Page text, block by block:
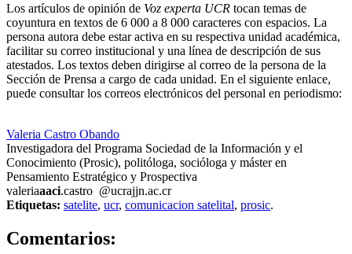
Los artículos de opinión de Voz experta UCR tocan temas de
coyuntura en textos de 6 000 a 8 000 caracteres con espacios. La
persona autora debe estar activa en su respectiva unidad académica,
facilitar su correo institucional y una línea de descripción de sus
atestados. Los textos deben dirigirse al correo de la persona de la
Sección de Prensa a cargo de cada unidad. En el siguiente enlace,
puede consultar los correos electrónicos del personal en periodismo:
Valeria Castro Obando
Investigadora del Programa Sociedad de la Información y el
Conocimiento (Prosic), politóloga, socióloga y máster en
Pensamiento Estratégico y Prospectiva
valeriaaaci.castro @ucrajjn.ac.cr
Etiquetas: satelite, ucr, comunicacion satelital, prosic.
Comentarios: